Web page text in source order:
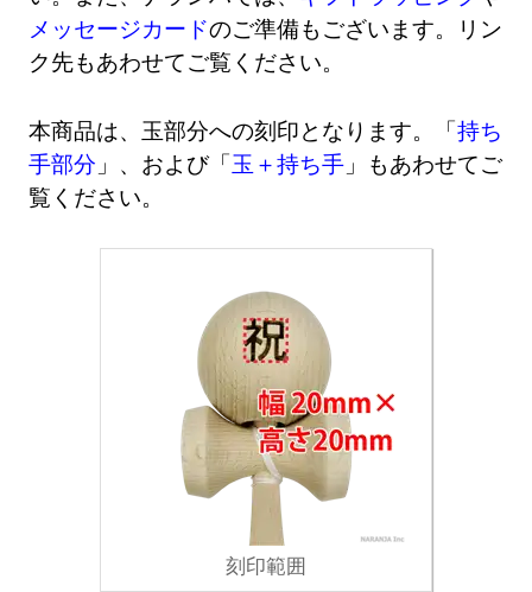
メッセージカードのご準備もございます。リン
ク先もあわせてご覧ください。
本商品は、玉部分への刻印となります。「持ち
手部分 」、および「玉＋持ち手 」もあわせてご
覧ください。
刻印範囲